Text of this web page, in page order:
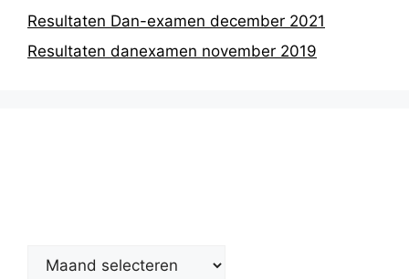
Resultaten Dan-examen december 2021
Resultaten danexamen november 2019